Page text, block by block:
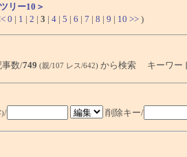
リー10＞
0 | 1 | 2 | 3 | 4 | 5 | 6 | 7 | 8 | 9 | 10 >> )
事数/749 (親/107 レス/642) から検索 キーワー
)/ 削除キー/